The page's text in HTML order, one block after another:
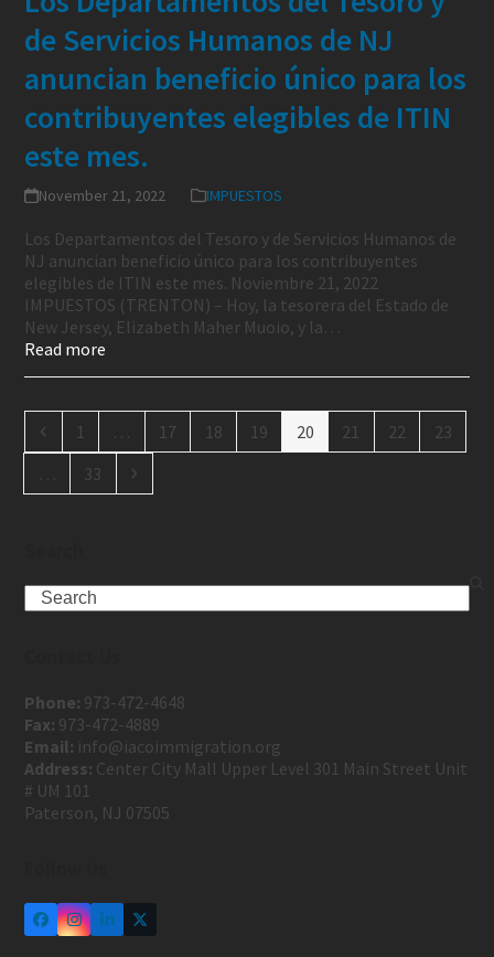
de Servicios Humanos de NJ
anuncian beneficio único para los
contribuyentes elegibles de ITIN
este mes.
November 21, 2022 IMPUESTOS
Los Departamentos del Tesoro y de Servicios Humanos de
NJ anuncian beneficio único para los contribuyentes
elegibles de ITIN este mes. Noviembre 21, 2022
IMPUESTOS (TRENTON) – Hoy, la tesorera del Estado de
New Jersey, Elizabeth Maher Muoio, y la…
Read more
1 … 17 18 19 20 21 22
23
…
33
Phone: 973-472-4648
Fax: 973-472-4889
Email: info@iacoimmigration.org
Address: Center City Mall Upper Level 301 Main Street Unit
# UM 101
Paterson, NJ 07505